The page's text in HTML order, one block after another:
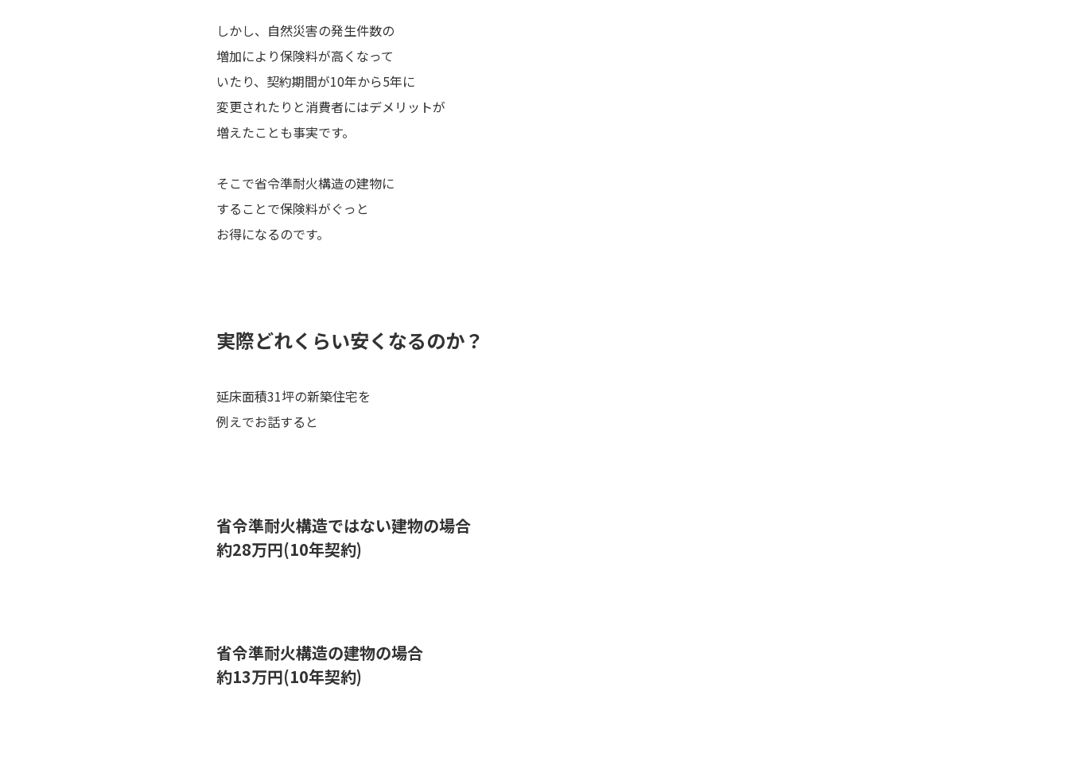
しかし、自然災害の発生件数の
増加により保険料が高くなって
いたり、契約期間が10年から5年に
変更されたりと消費者にはデメリットが
増えたことも事実です。
そこで省令準耐火構造の建物に
することで保険料がぐっと
お得になるのです。
実際どれくらい安くなるのか？
延床面積31坪の新築住宅を
例えでお話すると
省令準耐火構造ではない建物の場合
約28万円(10年契約)
省令準耐火構造の建物の場合
約13万円(10年契約)